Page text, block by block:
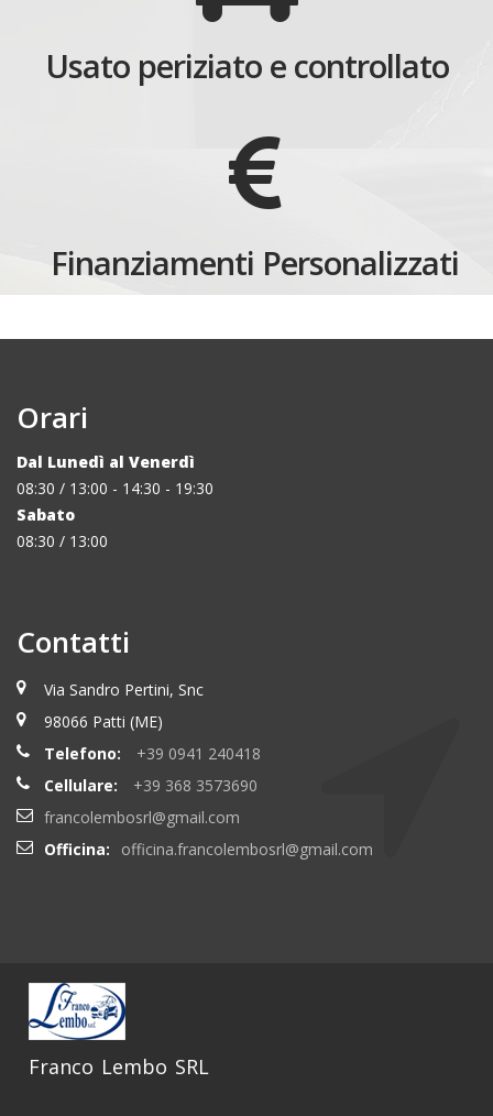
Usato periziato e controllato
Finanziamenti Personalizzati
Orari
Dal Lunedì al Venerdì
08:30 / 13:00 - 14:30 - 19:30
Sabato
08:30 / 13:00
Contatti
Via Sandro Pertini, Snc
98066 Patti (ME)
Telefono:
+39 0941 240418
Cellulare:
+39 368 3573690
francolembosrl@gmail.com
Officina:
officina.francolembosrl@gmail.com
Franco Lembo SRL